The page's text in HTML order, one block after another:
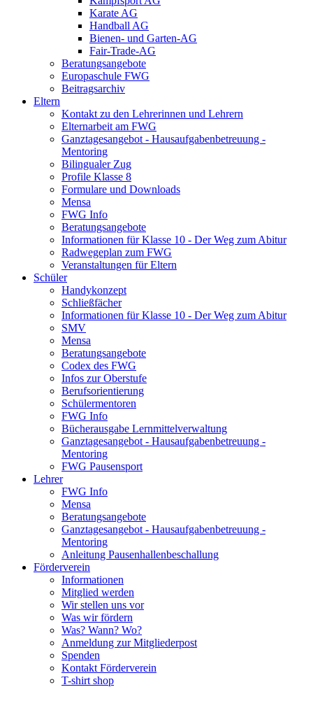
Karate AG
Handball AG
Bienen- und Garten-AG
Fair-Trade-AG
Beratungsangebote
Europaschule FWG
Beitragsarchiv
Eltern
Kontakt zu den Lehrerinnen und Lehrern
Elternarbeit am FWG
Ganztagesangebot - Hausaufgabenbetreuung -
Mentoring
Bilingualer Zug
Profile Klasse 8
Formulare und Downloads
Mensa
FWG Info
Beratungsangebote
Informationen für Klasse 10 - Der Weg zum Abitur
Radwegeplan zum FWG
Veranstaltungen für Eltern
Schüler
Handykonzept
Schließfächer
Informationen für Klasse 10 - Der Weg zum Abitur
SMV
Mensa
Beratungsangebote
Codex des FWG
Infos zur Oberstufe
Berufsorientierung
Schülermentoren
FWG Info
Bücherausgabe Lernmittelverwaltung
Ganztagesangebot - Hausaufgabenbetreuung -
Mentoring
FWG Pausensport
Lehrer
FWG Info
Mensa
Beratungsangebote
Ganztagesangebot - Hausaufgabenbetreuung -
Mentoring
Anleitung Pausenhallenbeschallung
Förderverein
Informationen
Mitglied werden
Wir stellen uns vor
Was wir fördern
Was? Wann? Wo?
Anmeldung zur Mitgliederpost
Spenden
Kontakt Förderverein
T-shirt shop